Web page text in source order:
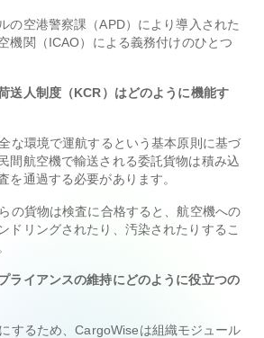
の空港警察課（APD）により導入された
機関（ICAO）による義務付けのひとつ
送人制度（KCR）はどのように機能す
な環境で運航するという基本原則に基づ
間航空機で輸送される委託貨物は積み込
を通過する必要があります。
の貨物は検査に合格すると、航空機への
ドリングされたり、汚染されたりするこ
ライアンスの維持にどのように役立つの
するため、CargoWiseは組織モジュール